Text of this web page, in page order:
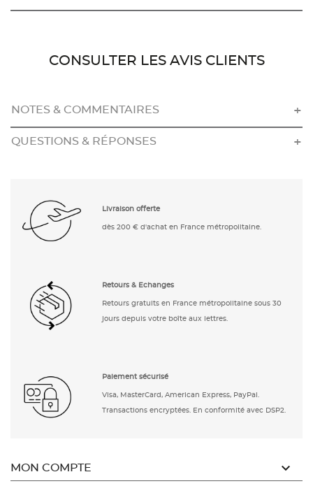
CONSULTER LES AVIS CLIENTS
NOTES & COMMENTAIRES
QUESTIONS & RÉPONSES
Livraison offerte
dès 200 € d'achat en France métropolitaine.
Retours & Echanges
Retours gratuits en France métropolitaine sous 30
jours depuis votre boîte aux lettres.
Paiement sécurisé
Visa, MasterCard, American Express, PayPal.
Transactions encryptées. En conformité avec DSP2.
MON COMPTE 